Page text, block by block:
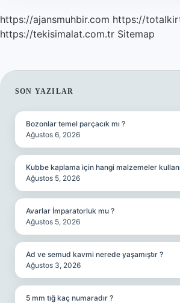
https://ajansmuhbir.com https://
https://tekisimalat.com.tr Sitemap
SIDEBAR
SON YAZILAR
Bozonlar temel parçacık mı ?
Ağustos 6, 2026
Kubbe kaplama için hangi malzemeler
Ağustos 5, 2026
Avarlar İmparatorluk mu ?
Ağustos 5, 2026
Ad ve semud kavmi nerede yaşamıştır ?
Ağustos 3, 2026
5 mm tığ kaç numaradır ?